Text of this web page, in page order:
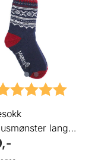
5.0
lang